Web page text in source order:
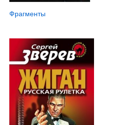
Фрагменты